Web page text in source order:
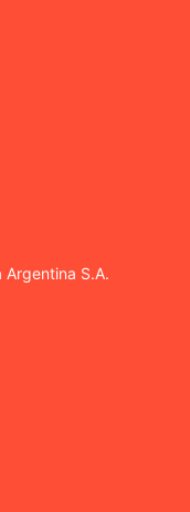
Argentina S.A.